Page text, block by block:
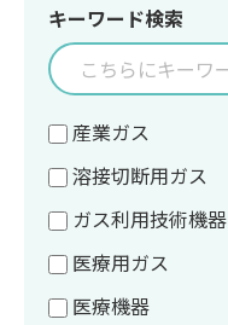
キーワード検索
産業ガス
溶接切断用ガス
ガス利用技術機器
医療用ガス
医療機器